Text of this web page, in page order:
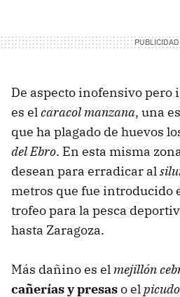
De aspecto inofensivo pero
es elcaracol manzana, una
que ha plagado de huevos
del Ebro. En esta misma
desean para erradicar al
metros que fue introducido
trofeo para la pesca
hasta Zaragoza.
Más dañino es elmejillón
cañerías y presaso el